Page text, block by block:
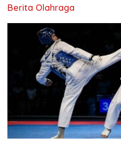
Berita Olahraga